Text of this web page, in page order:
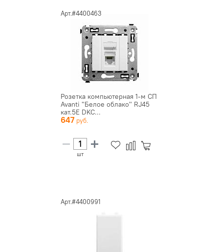
Арт.#4400463
Розетка компьютерная 1-м СП
Avanti "Белое облако" RJ45
кат.5E DKC...
647
шт
Арт.#4400991